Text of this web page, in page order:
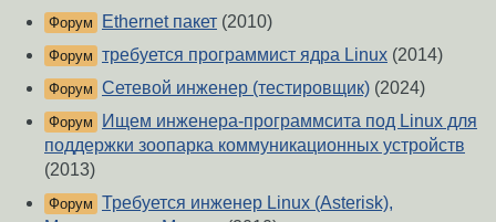
Форум Ethernet пакет (2010)
Форум требуется программист ядра Linux (2014)
Форум Сетевой инженер (тестировщик) (2024)
Форум
Ищем инженера-программсита под Linux для
поддержки зоопарка коммуникационных устройств
(2013)
Форум Требуется инженер Linux (Asterisk),